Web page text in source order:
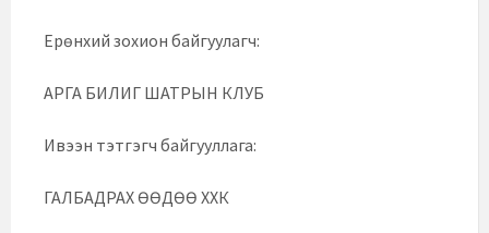
Ерөнхий зохион байгуулагч:
АРГА БИЛИГ ШАТРЫН КЛУБ
Ивээн тэтгэгч байгууллага:
ГАЛБАДРАХ ӨӨДӨӨ ХХК